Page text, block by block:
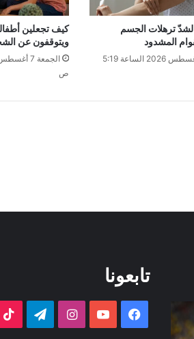
ترهلات الجسم
المشدود
الجمعة 7 أغسطس 2026 الساعة 5:19
كيف تجعلين
ويتوقفون عن
ص
تابعونا
فيسبوك‫YouTubeانستقرامتيلقرام